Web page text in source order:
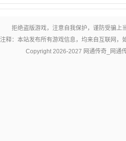
拒绝盗版游戏，注意自我保护，谨防受骗上
注释：本站发布所有游戏信息，均来自互联网
Copyright 2026-2027 网通传奇_网通